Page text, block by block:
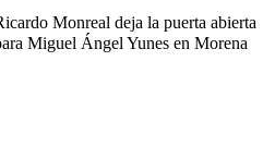
Monreal deja la puerta abierta
Miguel Ángel Yunes en Morena